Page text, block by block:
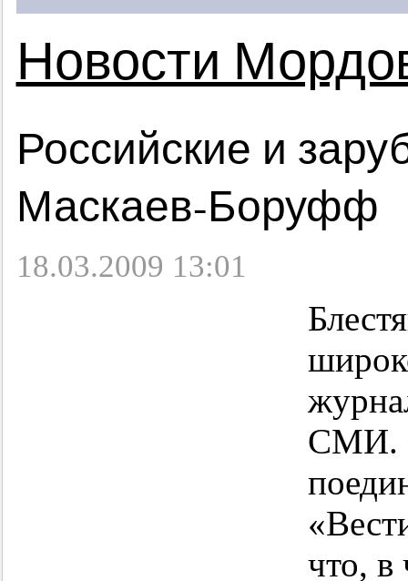
Новости
Российские и
Маскаев-Боруфф
18.03.2009 13:01
СМИ.
что, в